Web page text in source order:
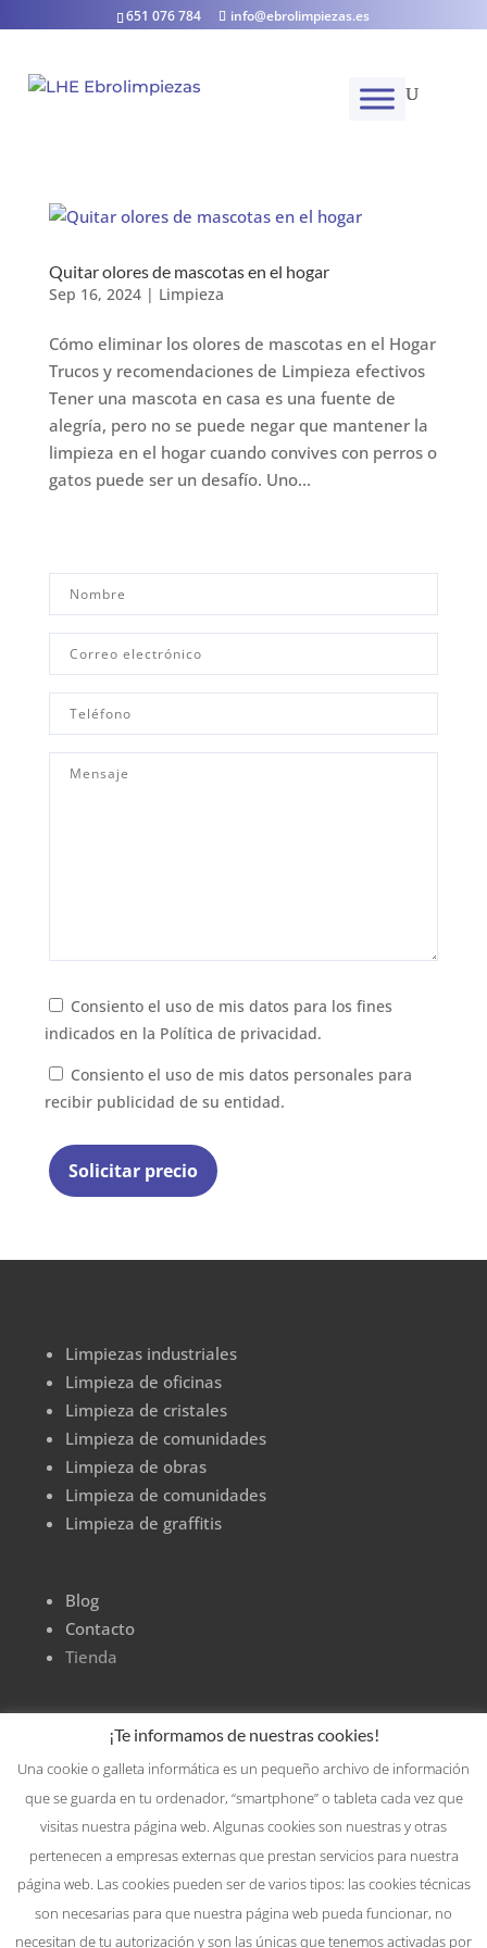
651 076 784 info@ebrolimpiezas.es
Quitar olores de mascotas en el hogar
Sep 16, 2024| Limpieza
Cómo eliminar los olores de mascotas en el Hogar
Trucos y recomendaciones de Limpieza efectivos
Tener una mascota en casa es una fuente de
alegría, pero no se puede negar que mantener la
limpieza en el hogar cuando convives con perros o
gatos puede ser un desafío. Uno...
Consiento el uso de mis datos para los fines
indicados en la Política de privacidad.
Consiento el uso de mis datos personales para
recibir publicidad de su entidad.
Limpiezas industriales
Limpieza de oficinas
Limpieza de cristales
Limpieza de comunidades
Limpieza de obras
Limpieza de comunidades
Limpieza de graffitis
Blog
Contacto
Tienda
¡Te informamos de nuestras cookies!
Una cookie o galleta informática es un pequeño archivo de información
que se guarda en tu ordenador, “smartphone” o tableta cada vez que
visitas nuestra página web. Algunas cookies son nuestras y otras
pertenecen a empresas externas que prestan servicios para nuestra
página web. Las cookies pueden ser de varios tipos: las cookies técnicas
son necesarias para que nuestra página web pueda funcionar, no
necesitan de tu autorización y son las únicas que tenemos activadas por